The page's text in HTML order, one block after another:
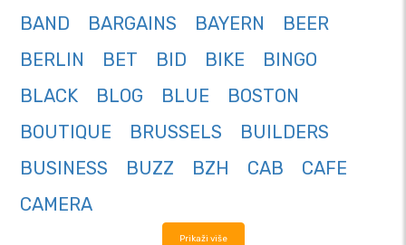
BAND
BARGAINS BAYERN
BEER
BERLIN
BET BID BIKE
BINGO
BLACK
BLOG BLUE
BOSTON
BOUTIQUE
BRUSSELS
BUILDERS
BUSINESS
BUZZ BZH CAB
CAFE
CAMERA
Prikaži više